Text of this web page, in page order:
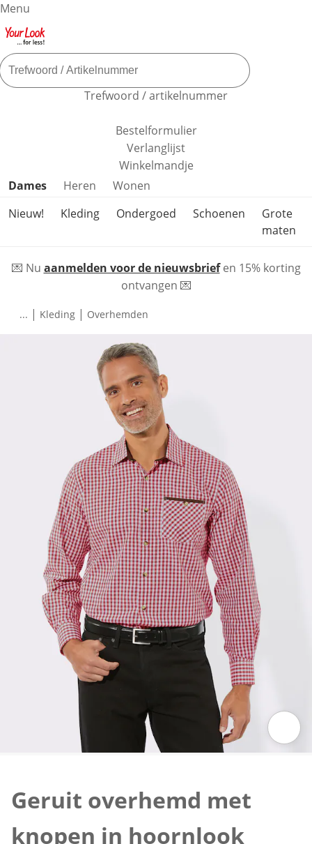
Menu
Trefwoord / artikelnummer
Bestelformulier
Verlanglijst
Winkelmandje
Productcategorieën overslaan
Dames Heren
Wonen
Nieuw!
Kleding Ondergoed Schoenen
Grote
maten
💌 Nu aanmelden voor de nieuwsbriefen 15% korting
ontvangen 💌
... | Kleding | Overhemden
Geruit overhemd met
knopen in hoornlook